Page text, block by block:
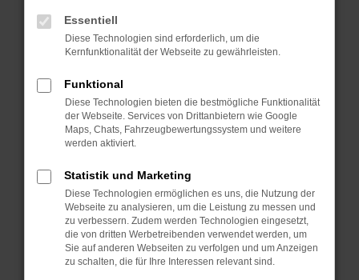
anderen Browser oder in einem privaten
Fenster?
Starte dein Gerät neu.
Probleme zu beheben.
Stelle sicher, dass dein Browser und dein
Betriebssystem auf dem neuesten Stand
sind.
Veraltete Software birgt nicht nur ein
Sicherheitsrisiko, sondern kann auch dazu
führen, dass bestimmte Funktionen nicht mehr
unterstützt werden.
Wende dich an den Webseitenbetreiber.
Wenn du alle oben genannten Schritte versucht
Essentiell
Diese Technologien sind erforderlich, um die
Kernfunktionalität der Webseite zu gewährleisten.
Funktional
Diese Technologien bieten die bestmögliche Funktionalität
der Webseite. Services von Drittanbietern wie Google
Maps, Chats, Fahrzeugbewertungssystem und weitere
werden aktiviert.
Statistik und Marketing
Diese Technologien ermöglichen es uns, die Nutzung der
Webseite zu analysieren, um die Leistung zu messen und
zu verbessern. Zudem werden Technologien eingesetzt,
die von dritten Werbetreibenden verwendet werden, um
Sie auf anderen Webseiten zu verfolgen und um Anzeigen
zu schalten, die für Ihre Interessen relevant sind.